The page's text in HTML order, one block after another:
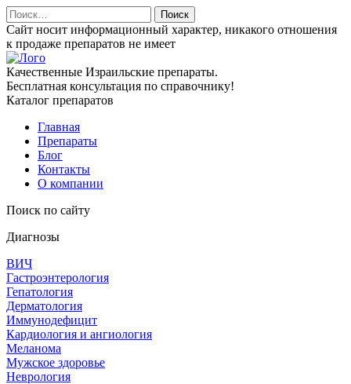
Найти:
Сайт носит информационный характер, никакого отношения
к продаже препаратов не имеет
Качественные Израильские препараты.
Бесплатная консультация по справочнику!
Каталог препаратов
Главная
Препараты
Блог
Контакты
О компании
Поиск по сайту
Диагнозы
ВИЧ
Гастроэнтерология
Гепатология
Дерматология
Иммунодефицит
Кардиология и ангиология
Меланома
Мужское здоровье
Неврология